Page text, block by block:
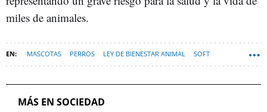
miles de animales.
MASCOTAS PERROS LEY DE BIENESTAR ANIMAL SOFT
MÁS EN SOCIEDAD